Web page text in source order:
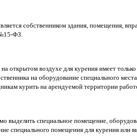
собственником здания, помещения,
ФЗ.
открытом воздухе для курения имеет
на оборудование специального
курить на арендуемой территории
выделить специальное помещение,
специального помещения для курения или